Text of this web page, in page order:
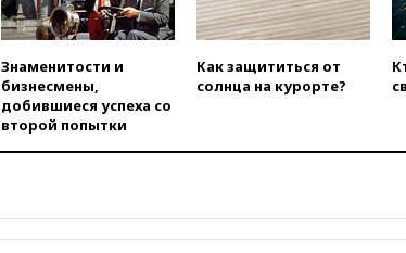
наличие
вчера,
Знаменитости и
бизнесмены,
добившиеся успеха со
второй попытки
Как защититься от
солнца на курорте?